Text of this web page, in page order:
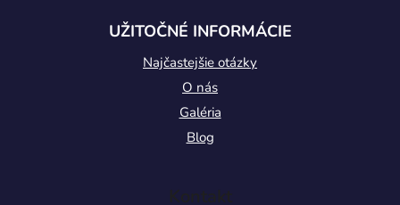
UŽITOČNÉ INFORMÁCIE
Najčastejšie otázky
O nás
Galéria
Blog
Kontakt